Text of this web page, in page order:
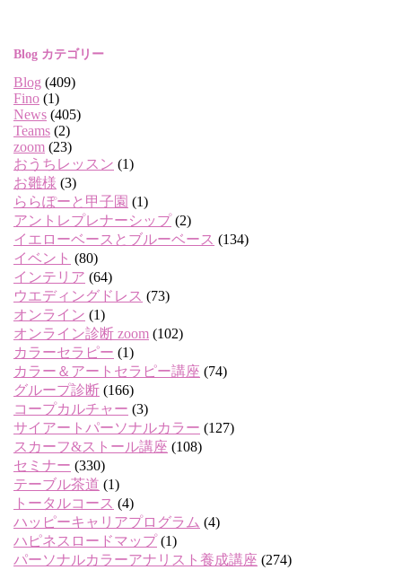
Blog カテゴリー
Blog (409)
Fino (1)
News (405)
Teams (2)
zoom (23)
おうちレッスン (1)
お雛様 (3)
ららぽーと甲子園 (1)
アントレプレナーシップ(2)
イエローベースとブルーベース (134)
イベント (80)
インテリア (64)
ウエディングドレス (73)
オンライン (1)
オンライン診断 zoom (102)
カラーセラピー (1)
カラー＆アートセラピー講座 (74)
グループ診断 (166)
コープカルチャー (3)
サイアートパーソナルカラー (127)
スカーフ&ストール講座 (108)
セミナー (330)
テーブル茶道 (1)
トータルコース (4)
ハッピーキャリアプログラム (4)
ハピネスロードマップ(1)
パーソナルカラーアナリスト養成講座 (274)